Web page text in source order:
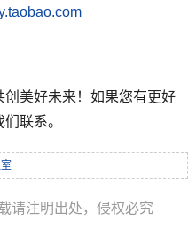
美好未来！如果您有更好
联系。
请注明出处，侵权必究